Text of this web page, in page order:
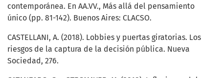
contemporánea. En AA.VV., Más allá del pensamiento
único (pp. 81-142). Buenos Aires: CLACSO.
CASTELLANI, A. (2018). Lobbies y puertas giratorias. Los
riesgos de la captura de la decisión pública. Nueva
Sociedad, 276.